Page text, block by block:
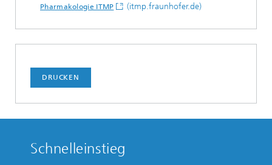
Pharmakologie ITMP
(itmp.fraunhofer.de)
DRUCKEN
Schnelleinstieg